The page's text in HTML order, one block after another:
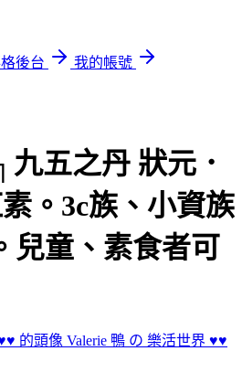
後台
我的帳號
五之丹 狀元．
。3c族、小資族
兒童、素食者可
Valerie 鴨 の 樂活世界 ♥♥